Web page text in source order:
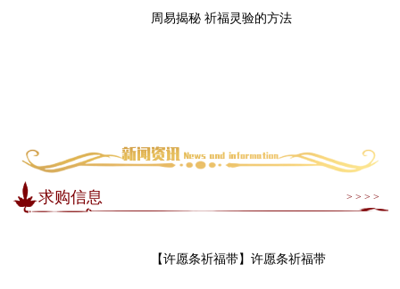
周易揭秘 祈福灵验的方法
求购信息 > > > >
【许愿条祈福带】许愿条祈福带